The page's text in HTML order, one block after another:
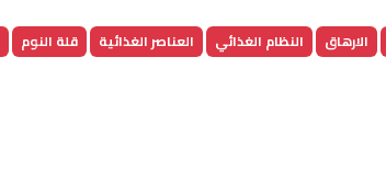
الارهاق النظام الغذائي العناصر الغذائية قلة النوم